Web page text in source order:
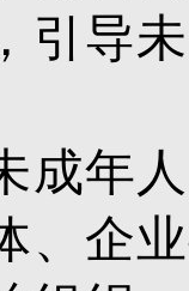
引导
年
、企